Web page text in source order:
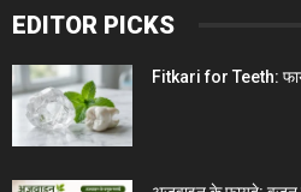
EDITOR PICKS
Fitkari for Teeth: